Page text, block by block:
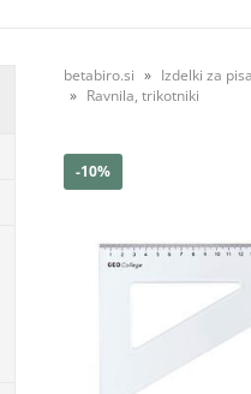
betabiro.si
Izdelki za
Ravnila, trikotniki
-10%